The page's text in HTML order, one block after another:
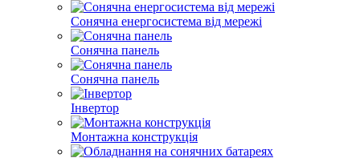
Сонячна енергосистема від мережі
Сонячна панель
Сонячна панель
Інвертор
Монтажна конструкція